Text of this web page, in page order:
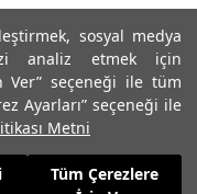
sosyal medya
analiz etmek için
Ver” seçeneği ile tüm
Ayarları” seçeneği ile
Metni
Tüm Çerezlere
İzinsiz kullanılamaz